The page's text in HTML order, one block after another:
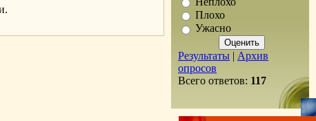
Плохо
Ужасно
Результаты | Архив
опросов
Всего ответов: 117